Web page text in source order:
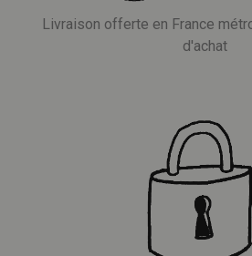
Livraison offerte en France
d'achat